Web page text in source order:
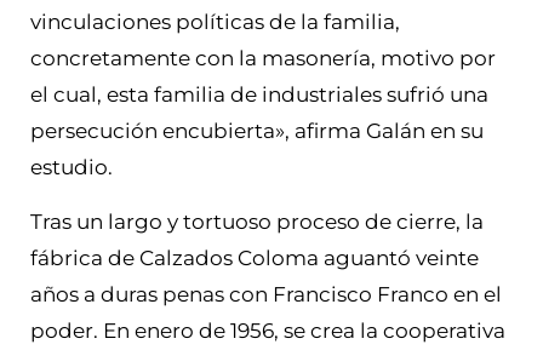
vinculaciones políticas de la familia,
concretamente con la masonería, motivo por
el cual, esta familia de industriales sufrió una
persecución encubierta», afirma Galán en su
estudio.
Tras un largo y tortuoso proceso de cierre, la
fábrica de Calzados Coloma aguantó veinte
años a duras penas con Francisco Franco en el
poder. En enero de 1956, se crea la cooperativa